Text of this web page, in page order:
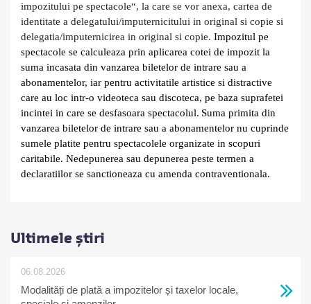
impozitului pe spectacole“, la care se vor anexa, cartea de
identitate a delegatului/imputernicitului in original si copie si
delegatia/imputernicirea in original si copie. Impozitul pe
spectacole se calculeaza prin aplicarea cotei de impozit la
suma incasata din vanzarea biletelor de intrare sau a
abonamentelor, iar pentru activitatile artistice si distractive
care au loc intr-o videoteca sau discoteca, pe baza suprafetei
incintei in care se desfasoara spectacolul. Suma primita din
vanzarea biletelor de intrare sau a abonamentelor nu cuprinde
sumele platite pentru spectacolele organizate in scopuri
caritabile. Nedepunerea sau depunerea peste termen a
declaratiilor se sanctioneaza cu amenda contraventionala.
Ultimele știri
06.08.2026
Modalități de plată a impozitelor și taxelor locale,